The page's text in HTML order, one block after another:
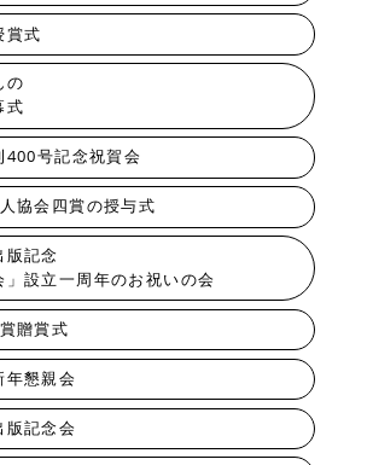
賞式
の
式
400号記念祝賀会
協会四賞の授与式
版記念
」設立一周年のお祝いの会
贈賞式
年懇親会
版記念会